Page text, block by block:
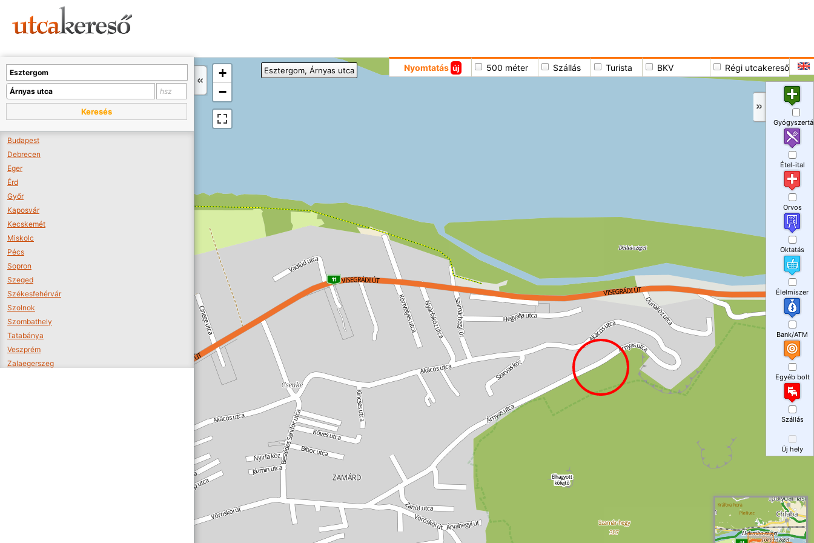
+
−
Nyomtatás új 500 méter Szállás Turista BKV Régi utcakereső
Esztergom, Árnyas utca
Keresés
Budapest
Debrecen
Eger
Érd
Győr
Kaposvár
Kecskemét
Miskolc
Pécs
Sopron
Szeged
Székesfehérvár
Szolnok
Szombathely
Tatabánya
Veszprém
Zalaegerszeg
Étel-ital
Orvos
Oktatás
Élelmiszer
Bank/ATM
Egyéb bolt
Szállás
Új hely
A térképet kicsinyíteni kell, hogy látszódjanak a boltok.
Boltok látszódjanak >>